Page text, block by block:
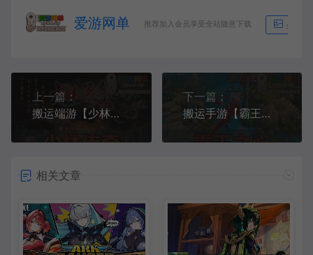
爱游网单 推荐加入会员享受全站随意下载 生成海
上一篇：
搬运端游【少林传奇ol】单机版一键端视频教程修改教程少林武学秘籍
下一篇：
搬运手游【霸王之心】VM一键服务端+手工端+GM工具+安卓+配套教程
相关文章